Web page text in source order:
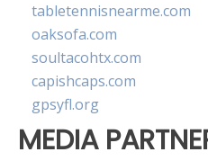
tabletennisnearme.com
oaksofa.com
soultacohtx.com
capishcaps.com
gpsyfl.org
MEDIA